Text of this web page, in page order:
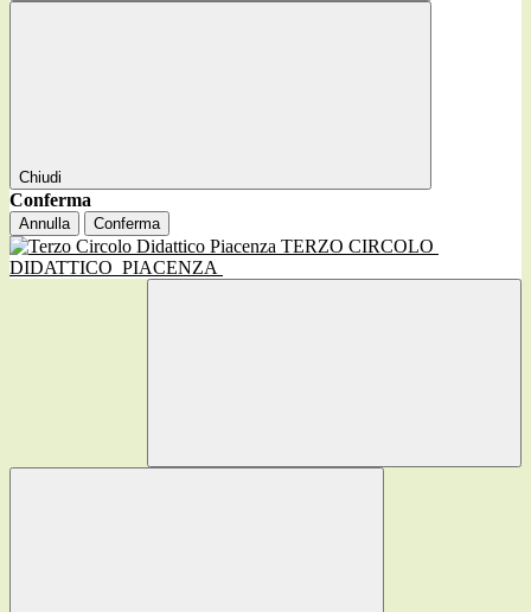
Chiudi
Conferma
Annulla Conferma
TERZO CIRCOLO
DIDATTICO PIACENZA